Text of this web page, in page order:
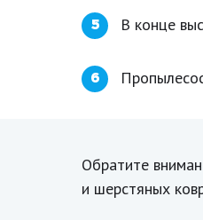
5 В конце
6
Обратите
и шерстяных